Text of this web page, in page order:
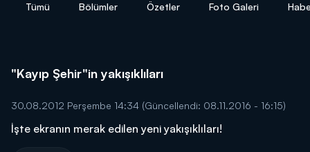
Tümü Bölümler Özetler Foto Galeri
"Kayıp Şehir"in yakışıklıları
30.08.2012 Perşembe 14:34 (Güncellendi: 08.11.2016 - 16:15)
İşte ekranın merak edilen yeni yakışıklıları!